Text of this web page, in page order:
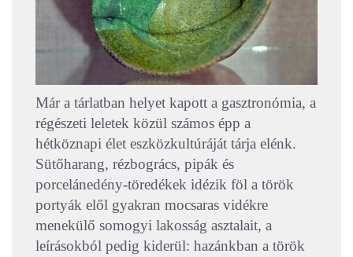
Már a tárlatban helyet kapott a gasztronómia, a
régészeti leletek közül számos épp a
hétköznapi élet eszközkultúráját tárja elénk.
Sütőharang, rézbogrács, pipák és
porcelánedény-töredékek idézik föl a török
portyák elől gyakran mocsaras vidékre
menekülő somogyi lakosság asztalait, a
leírásokból pedig kiderül: hazánkban a török